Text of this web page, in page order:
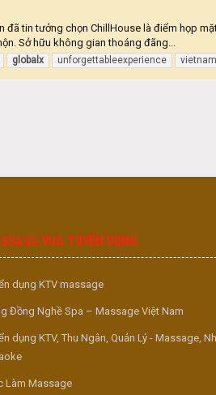
đã tin tưởng chọn ChillHouse là điểm họp
Sở hữu không gian thoáng đãng...
globalx unforgettableexperience
VUA TUYỂN DỤNG
dụng KTV massage
Đồng Nghề Spa – Massage Việt Nam
dụng KTV, Thu Ngân, Quản Lý - Massage,
Làm Massage